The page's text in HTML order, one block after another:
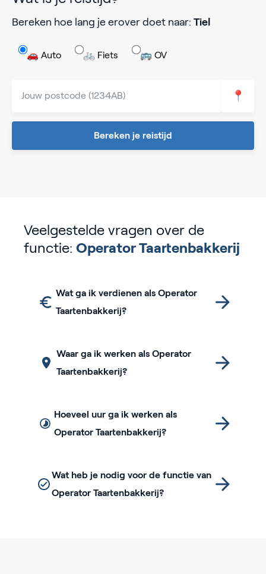
Bereken hoe lang je erover doet naar: Tiel
🚗 Auto 🚲 Fiets 🚌 OV
📍
Bereken je reistijd
Veelgestelde vragen over de
functie: Operator Taartenbakkerij
Wat ga ik verdienen als Operator
Taartenbakkerij?
Waar ga ik werken als Operator
Taartenbakkerij?
Hoeveel uur ga ik werken als
Operator Taartenbakkerij?
Wat heb je nodig voor de functie van
Operator Taartenbakkerij?